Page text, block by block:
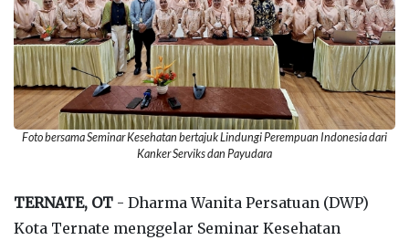
Foto bersama Seminar Kesehatan bertajuk Lindungi Perempuan Indonesia dari
Kanker Serviks dan Payudara
TERNATE, OT - Dharma Wanita Persatuan (DWP)
Kota Ternate menggelar Seminar Kesehatan